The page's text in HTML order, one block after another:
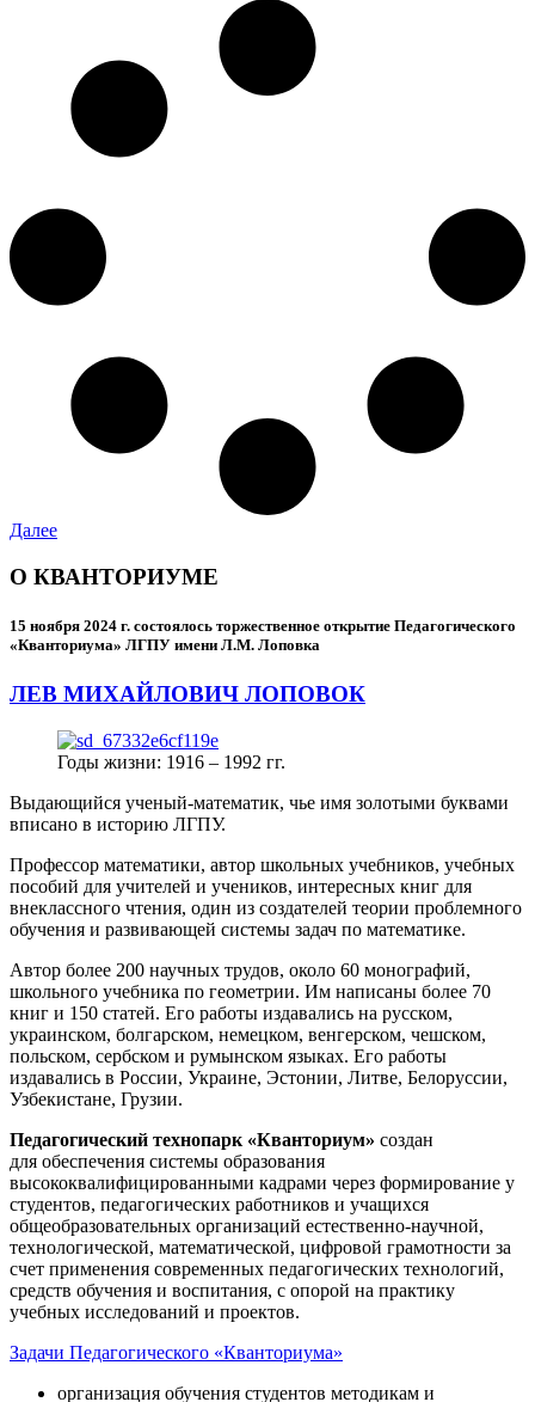
Далее
О КВАНТОРИУМЕ
15 ноября 2024 г. состоялось торжественное открытие Педагогического
«Кванториума» ЛГПУ имени Л.М. Лоповка
ЛЕВ МИХАЙЛОВИЧ ЛОПОВОК
Годы жизни: 1916 – 1992 гг.
Выдающийся ученый-математик, чье имя золотыми буквами
вписано в историю ЛГПУ.
Профессор математики, автор школьных учебников, учебных
пособий для учителей и учеников, интересных книг для
внеклассного чтения, один из создателей теории проблемного
обучения и развивающей системы задач по математике.
Автор более 200 научных трудов, около 60 монографий,
школьного учебника по геометрии. Им написаны более 70
книг и 150 статей. Его работы издавались на русском,
украинском, болгарском, немецком, венгерском, чешском,
польском, сербском и румынском языках. Его работы
издавались в России, Украине, Эстонии, Литве, Белоруссии,
Узбекистане, Грузии.
Педагогический технопарк «Кванториум» создан
для обеспечения системы образования
высококвалифицированными кадрами через формирование у
студентов, педагогических работников и учащихся
общеобразовательных организаций естественно-научной,
технологической, математической, цифровой грамотности за
счет применения современных педагогических технологий,
средств обучения и воспитания, с опорой на практику
учебных исследований и проектов.
Задачи Педагогического «Кванториума»
организация обучения студентов методикам и